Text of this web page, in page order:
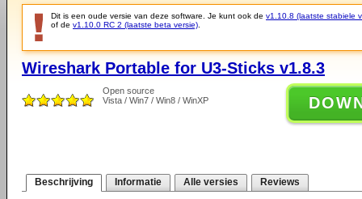
Dit is een oude versie van deze software. Je kunt ook de v1.10.8 (laatste stabiele
of de v1.10.0 RC 2 (laatste beta versie)
Wireshark Portable for U3-Sticks v1.8.3
Open source
Vista / Win7 / Win8 / WinXP
Beschrijving Informatie Alle versies Reviews